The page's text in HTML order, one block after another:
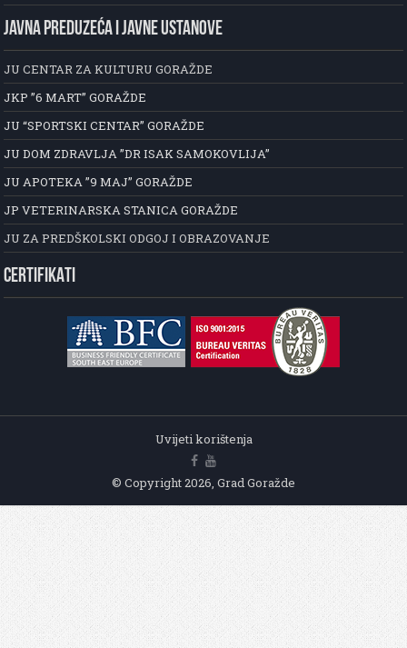
JAVNA PREDUZEĆA I JAVNE USTANOVE
JU CENTAR ZA KULTURU GORAŽDE
JKP ”6 MART” GORAŽDE
JU “SPORTSKI CENTAR” GORAŽDE
JU DOM ZDRAVLJA ”DR ISAK SAMOKOVLIJA”
JU APOTEKA ”9 MAJ” GORAŽDE
JP VETERINARSKA STANICA GORAŽDE
JU ZA PREDŠKOLSKI ODGOJ I OBRAZOVANJE
CERTIFIKATI
Uvijeti korištenja
© Copyright 2026, Grad Goražde